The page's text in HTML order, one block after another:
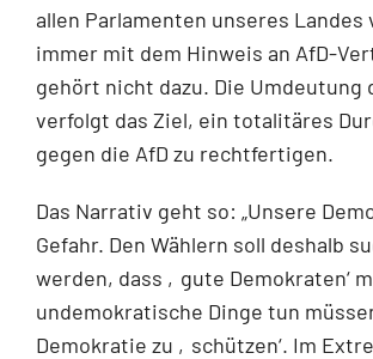
allen Parlamenten unseres Landes
immer mit dem Hinweis an AfD-
gehört nicht dazu. Die Umdeutung
verfolgt das Ziel, ein totalitäres
gegen die AfD zu rechtfertigen.
Das Narrativ geht so: „Unsere
Gefahr. Den Wählern soll deshalb
werden, dass ‚gute Demokraten‘
undemokratische Dinge tun
Demokratie zu ‚schützen‘. Im